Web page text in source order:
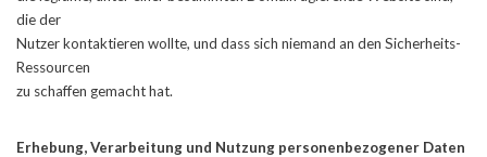
die der
Nutzer kontaktieren wollte, und dass sich niemand an den Sicherheits-
Ressourcen
zu schaffen gemacht hat.
Erhebung, Verarbeitung und Nutzung personenbezogener Daten